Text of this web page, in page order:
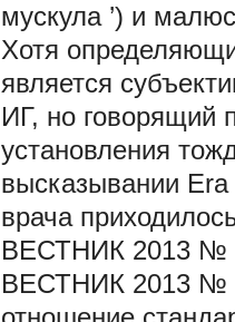
мускула ’) и
Хотя
является
ИГ, но говорящий
установления
высказывании Era
врача
ВЕСТНИК 2013 №
ВЕСТНИК 2013 №